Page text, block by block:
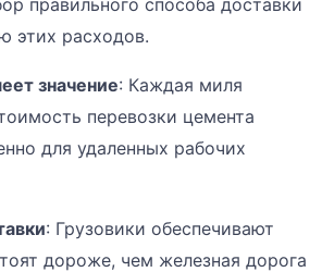
правильного способа доставки
этих расходов.
значение: Каждая миля
перевозки цемента
для удаленных рабочих
: Грузовики обеспечивают
дороже, чем железная дорога